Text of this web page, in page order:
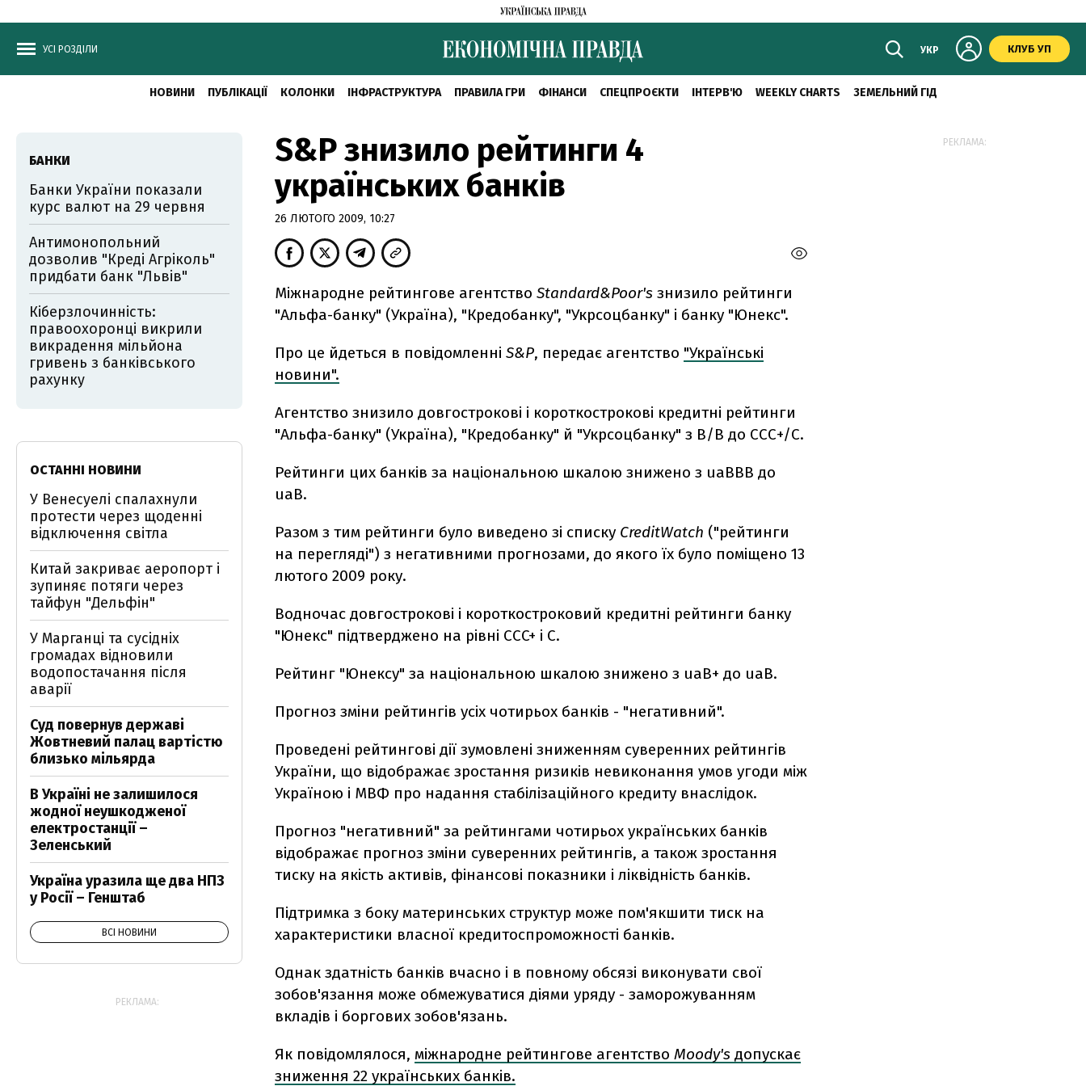
УСІ РОЗДІЛИ УКР КЛУБ УП
НОВИНИ ПУБЛІКАЦІЇ КОЛОНКИ ІНФРАСТРУКТУРА ПРАВИЛА ГРИ ФІНАНСИ СПЕЦПРОЄКТИ ІНТЕРВ'Ю WEEKLY CHARTS ЗЕМЕЛЬНИЙ ГІД
S&P знизило рейтинги 4
українських банків
26 ЛЮТОГО 2009, 10:27
Міжнародне рейтингове агентство Standard&Рооr's знизило рейтинги
"Альфа-банку" (Україна), "Кредобанку", "Укрсоцбанку" і банку "Юнекс".
Про це йдеться в повідомленні S&P, передає агентство "Українські
новини".
Агентство знизило довгострокові і короткострокові кредитні рейтинги
"Альфа-банку" (Україна), "Кредобанку" й "Укрсоцбанку" з В/В до ССС+/С.
Рейтинги цих банків за національною шкалою знижено з uаВВВ до
uaВ.
Разом з тим рейтинги було виведено зі списку CreditWatch ("рейтинги
на перегляді") з негативними прогнозами, до якого їх було поміщено 13
лютого 2009 року.
Водночас довгострокові і короткостроковий кредитні рейтинги банку
"Юнекс" підтверджено на рівні CCC+ і C.
Рейтинг "Юнексу" за національною шкалою знижено з uaВ+ до uaВ.
Прогноз зміни рейтингів усіх чотирьох банків - "негативний".
Проведені рейтингові дії зумовлені зниженням суверенних рейтингів
України, що відображає зростання ризиків невиконання умов угоди між
Україною і МВФ про надання стабілізаційного кредиту внаслідок.
Прогноз "негативний" за рейтингами чотирьох українських банків
відображає прогноз зміни суверенних рейтингів, а також зростання
тиску на якість активів, фінансові показники і ліквідність банків.
Підтримка з боку материнських структур може пом'якшити тиск на
характеристики власної кредитоспроможності банків.
Однак здатність банків вчасно і в повному обсязі виконувати свої
зобов'язання може обмежуватися діями уряду - заморожуванням
вкладів і боргових зобов'язань.
Як повідомлялося, міжнародне рейтингове агентство Moody's допускає
зниження 22 українських банків.
БАНКИ
Банки України показали
курс валют на 29 червня
Антимонопольний
дозволив "Креді Агріколь"
придбати банк "Львів"
Кіберзлочинність:
правоохоронці викрили
викрадення мільйона
гривень з банківського
рахунку
ОСТАННІ НОВИНИ
У Венесуелі спалахнули
протести через щоденні
відключення світла
Китай закриває аеропорт і
зупиняє потяги через
тайфун "Дельфін"
У Марганці та сусідніх
громадах відновили
водопостачання після
аварії
Суд повернув державі
Жовтневий палац вартістю
близько мільярда
В Україні не залишилося
жодної неушкодженої
електростанції –
Зеленський
Україна уразила ще два НПЗ
у Росії – Генштаб
ВСІ НОВИНИ
РЕКЛАМА:
РЕКЛАМА: